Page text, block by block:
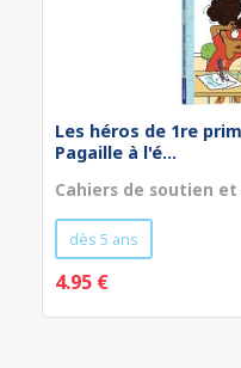
Les héros de 1re
Pagaille à l'é...
Cahiers de soutien
dès 5 ans
4.95 €